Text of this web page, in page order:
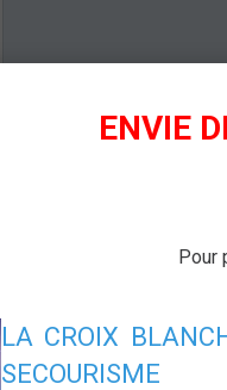
ENVIE
Pour
LA CROIX
SECOURISME